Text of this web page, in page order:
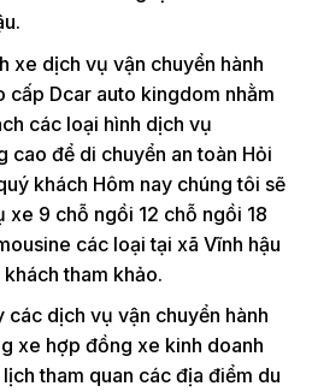
xe dịch vụ vận chuyển hành
cấp Dcar auto kingdom nhằm
các loại hình dịch vụ
cao để di chuyển an toàn Hỏi
khách Hôm nay chúng tôi sẽ
xe 9 chỗ ngồi 12 chỗ ngồi 18
các loại tại xã Vĩnh hậu
tham khảo.
các dịch vụ vận chuyển hành
xe hợp đồng xe kinh doanh
tham quan các địa điểm du